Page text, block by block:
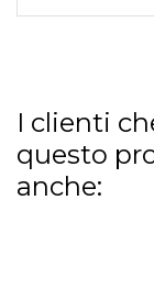
I clienti
questo
anche: